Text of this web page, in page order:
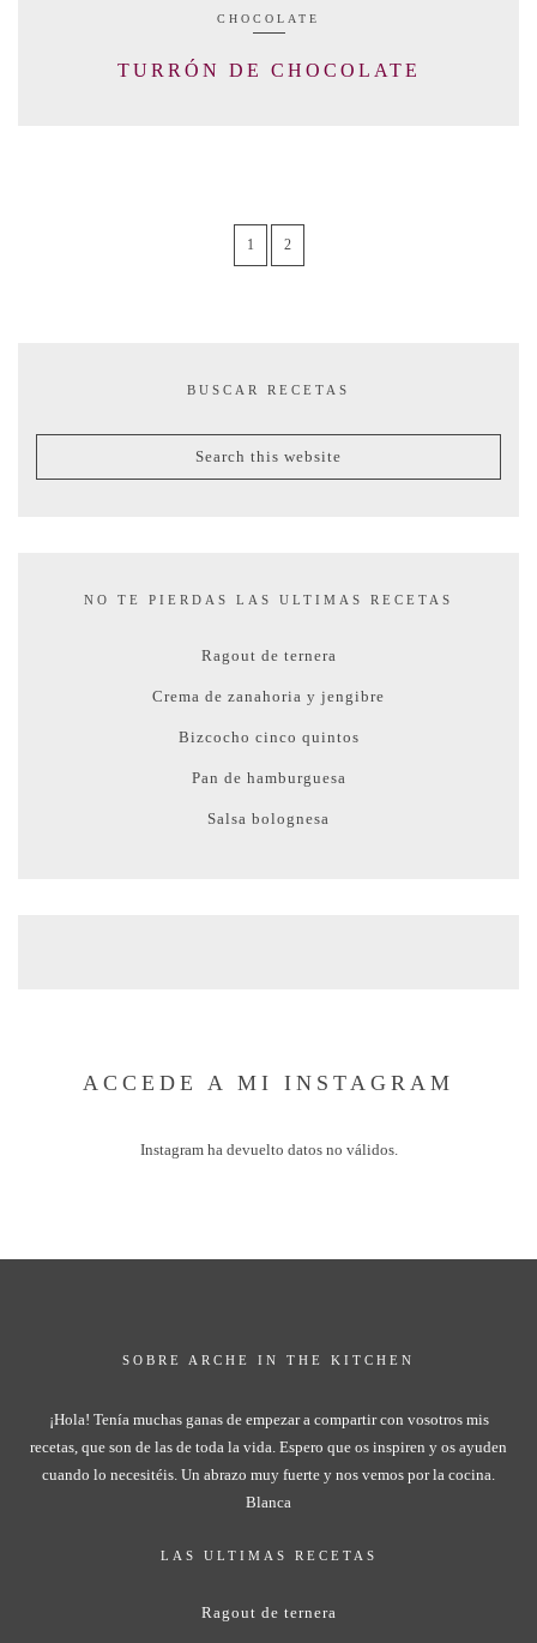
CHOCOLATE
TURRÓN DE CHOCOLATE
1 2
BUSCAR RECETAS
NO TE PIERDAS LAS ULTIMAS RECETAS
Ragout de ternera
Crema de zanahoria y jengibre
Bizcocho cinco quintos
Pan de hamburguesa
Salsa bolognesa
ACCEDE A MI INSTAGRAM
Instagram ha devuelto datos no válidos.
SOBRE ARCHE IN THE KITCHEN
¡Hola! Tenía muchas ganas de empezar a compartir con vosotros mis
recetas, que son de las de toda la vida. Espero que os inspiren y os ayuden
cuando lo necesitéis. Un abrazo muy fuerte y nos vemos por la cocina.
Blanca
LAS ULTIMAS RECETAS
Ragout de ternera